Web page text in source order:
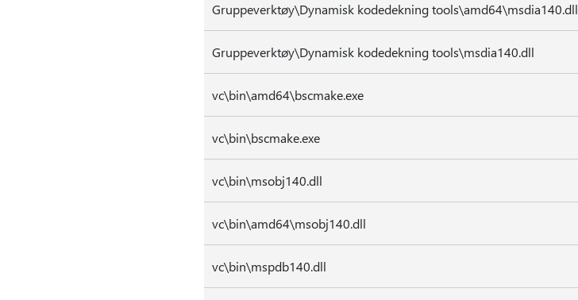
Gruppeverktøy\Dynamisk kodedekning tools\amd64\msdia140.dll
Gruppeverktøy\Dynamisk kodedekning tools\msdia140.dll
vc\bin\amd64\bscmake.exe
vc\bin\bscmake.exe
vc\bin\msobj140.dll
vc\bin\amd64\msobj140.dll
vc\bin\mspdb140.dll